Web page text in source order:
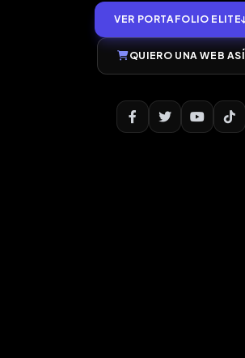
VER PORTAFOLIO ELITE
QUIERO UNA WEB ASÍ